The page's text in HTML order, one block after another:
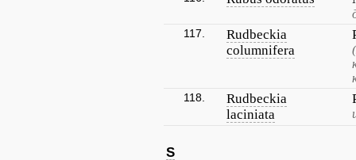
117.
Rudbeckia
columnifera
118.
Rudbeckia
laciniata
S